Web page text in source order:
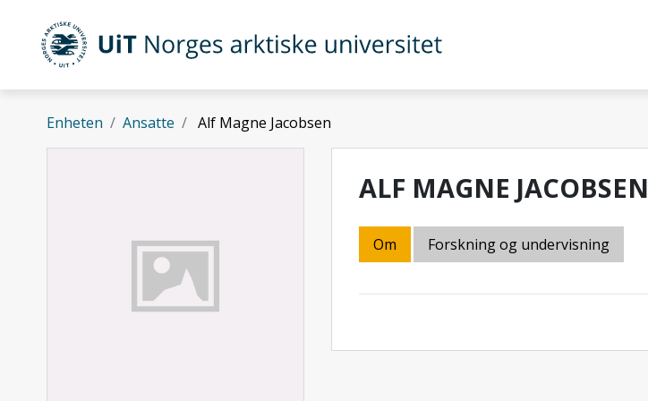
Gå til hovedinnhold
UiT Norges arktiske universitet
Enheten Ansatte Alf Magne Jacobsen
ALF MAGNE JACOBSEN
Om Forskning og undervisning